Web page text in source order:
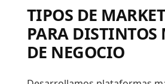
TIPOS DE
PARA DISTINTOS
DE NEGOCIO